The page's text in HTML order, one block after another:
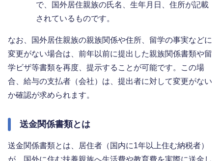
で、国外居住親族の氏名、生年月日、住所が記載
されているものです。
なお、国外居住親族の親族関係や住所、留学の事実などに
変更がない場合は、前年以前に提出した親族関係書類や留
学ビザ等書類を再度、提示することが可能です。この場
合、給与の支払者（会社）は、提出者に対して変更がない
か確認が求められます。
送金関係書類とは
送金関係書類とは、居住者（国内に1年以上住む納税者）